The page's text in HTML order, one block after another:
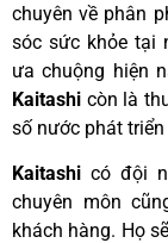
chuyên về phân
sóc sức khỏe tại
ưa chuộng hiện
Kaitashi còn là
số nước phát
Kaitashi có đội
chuyên môn
khách hàng. Họ